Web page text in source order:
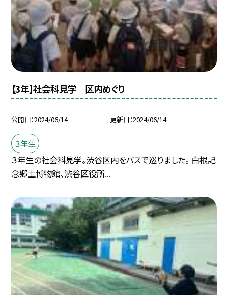
【3年】社会科見学 区内めぐり
公開日 2024/06/14 更新日 2024/06/14
３年生
３年生の社会科見学。渋谷区内をバスで巡りました。 白根記
念郷土博物館、渋谷区役所...